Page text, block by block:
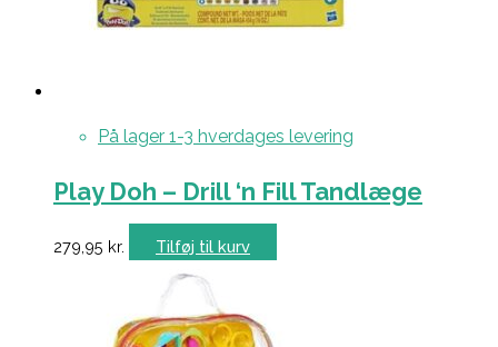
På lager 1-3 hverdages levering
Play Doh – Drill ‘n Fill Tandlæge
279,95 kr. Tilføj til kurv